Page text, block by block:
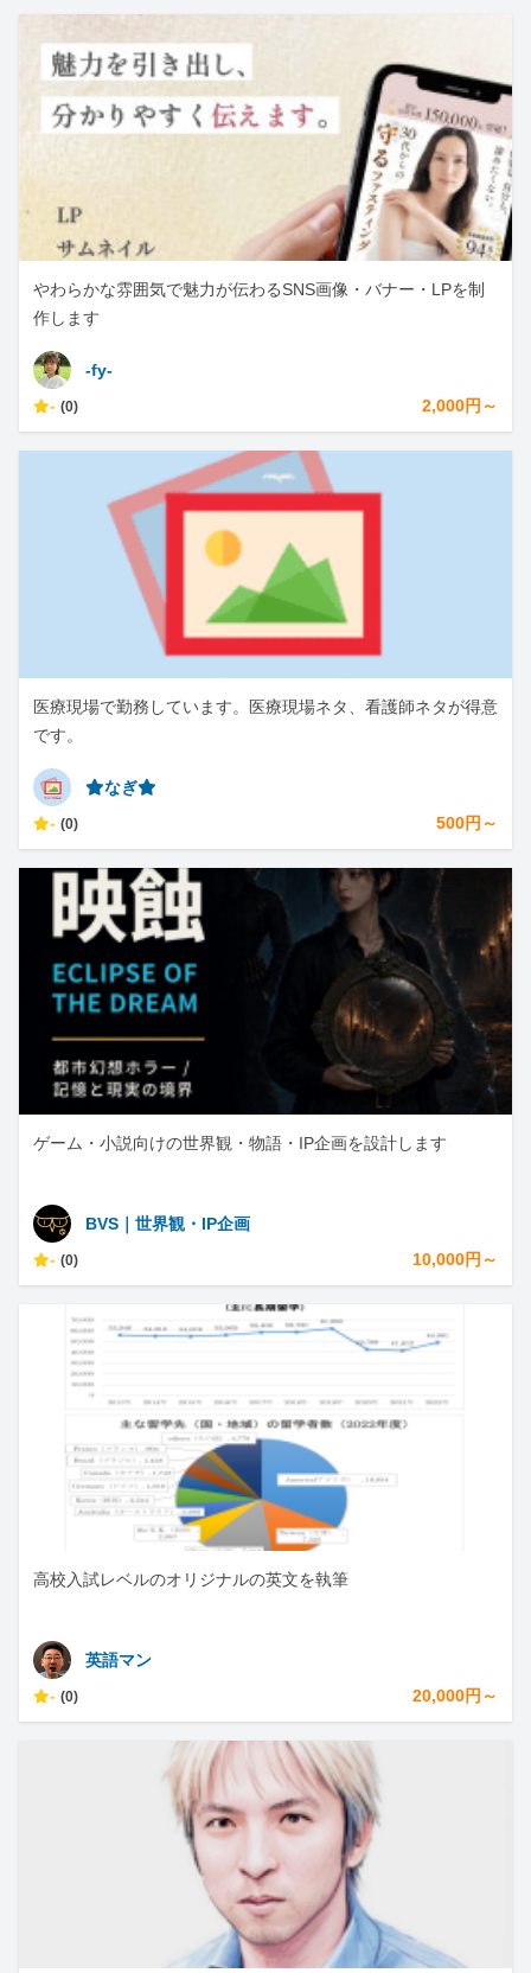
やわらかな雰囲気で魅力が伝わるSNS画像・バナー・LPを制
作します
-fy-
- (0) 2,000円～
医療現場で勤務しています。医療現場ネタ、看護師ネタが得意
です。
⭐︎なぎ⭐︎
- (0) 500円～
ゲーム・小説向けの世界観・物語・IP企画を設計します
BVS｜世界観・IP企画
- (0) 10,000円～
高校入試レベルのオリジナルの英文を執筆
英語マン
- (0) 20,000円～